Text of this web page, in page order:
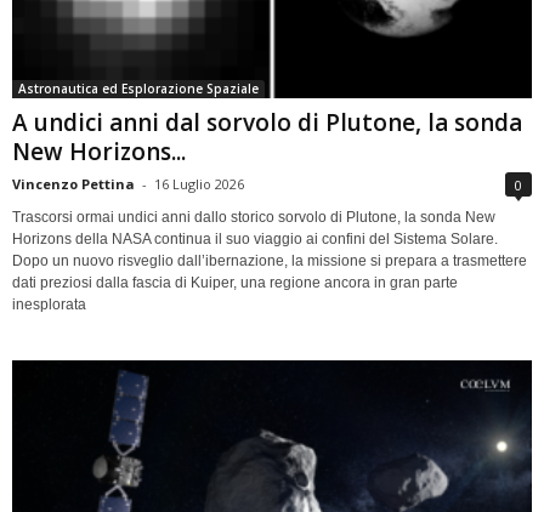
Astronautica ed Esplorazione Spaziale
A undici anni dal sorvolo di Plutone, la sonda
New Horizons...
Vincenzo Pettina - 16 Luglio 2026 0
Trascorsi ormai undici anni dallo storico sorvolo di Plutone, la sonda New
Horizons della NASA continua il suo viaggio ai confini del Sistema Solare.
Dopo un nuovo risveglio dall’ibernazione, la missione si prepara a trasmettere
dati preziosi dalla fascia di Kuiper, una regione ancora in gran parte
inesplorata